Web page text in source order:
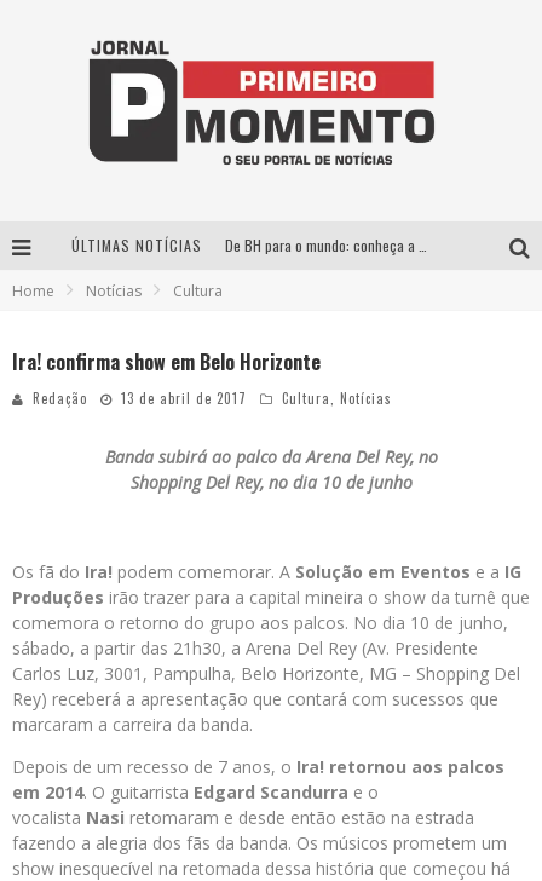
ÚLTIMAS NOTÍCIAS
Home Notícias Cultura
Ira! confirma show em Belo Horizonte
Redação 13 de abril de 2017 Cultura Notícias
Banda subirá ao palco da Arena Del Rey, no
Shopping Del Rey, no dia 10 de junho
Os fã do Ira! podem comemorar. A Solução em Eventos e a IG
Produções irão trazer para a capital mineira o show da turnê que
comemora o retorno do grupo aos palcos. No dia 10 de junho,
sábado, a partir das 21h30, a Arena Del Rey (Av. Presidente
Carlos Luz, 3001, Pampulha, Belo Horizonte, MG – Shopping Del
Rey) receberá a apresentação que contará com sucessos que
marcaram a carreira da banda.
Depois de um recesso de 7 anos, o Ira! retornou aos palcos
em 2014. O guitarrista Edgard Scandurra e o
vocalista Nasi retomaram e desde então estão na estrada
fazendo a alegria dos fãs da banda. Os músicos prometem um
show inesquecível na retomada dessa história que começou há